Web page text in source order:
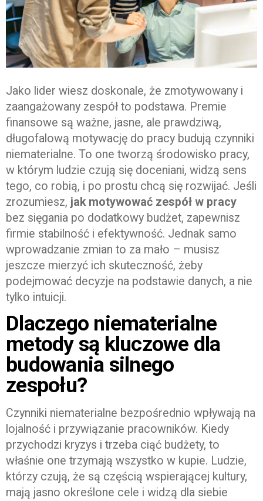
Jako lider wiesz doskonale, że zmotywowany i
zaangażowany zespół to podstawa. Premie
finansowe są ważne, jasne, ale prawdziwą,
długofalową motywację do pracy budują czynniki
niematerialne. To one tworzą środowisko pracy,
w którym ludzie czują się doceniani, widzą sens
tego, co robią, i po prostu chcą się rozwijać. Jeśli
zrozumiesz, jak motywować zespół w pracy
bez sięgania po dodatkowy budżet, zapewnisz
firmie stabilność i efektywność. Jednak samo
wprowadzanie zmian to za mało – musisz
jeszcze mierzyć ich skuteczność, żeby
podejmować decyzje na podstawie danych, a nie
tylko intuicji.
Dlaczego niematerialne
metody są kluczowe dla
budowania silnego
zespołu?
Czynniki niematerialne bezpośrednio wpływają na
lojalność i przywiązanie pracowników. Kiedy
przychodzi kryzys i trzeba ciąć budżety, to
właśnie one trzymają wszystko w kupie. Ludzie,
którzy czują, że są częścią wspierającej kultury,
mają jasno określone cele i widzą dla siebie